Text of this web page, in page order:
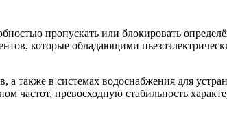
пропускать или блокировать
которые обладающими
также в системах водоснабжения для
превосходную стабильность